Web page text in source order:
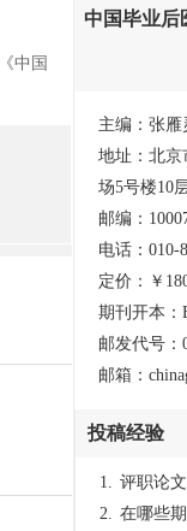
中国
展
间的
交流
中国毕业后
主编：张雁
地址：北京
场5号楼10
邮编：
电话：010-
定价：￥
期刊开本：
邮发代号：
邮箱：
投稿经验
1. 评职论文
2. 在哪些期刊